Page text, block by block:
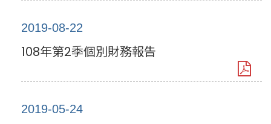
2019-08-22
108年第2季個別財務報告
2019-05-24